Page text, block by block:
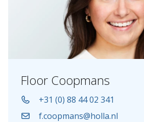
Floor Coopmans
+31 (0) 88 44 02 341
f.coopmans@holla.nl